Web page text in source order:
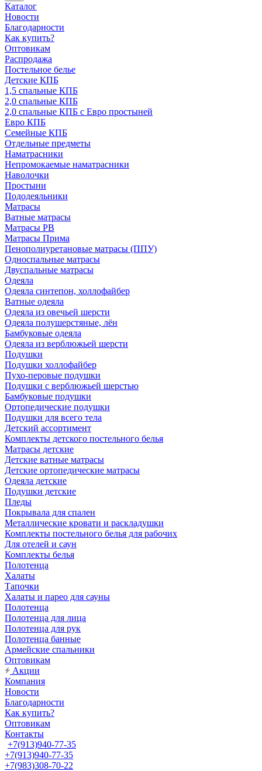
Каталог
Новости
Благодарности
Как купить?
Оптовикам
Распродажа
Постельное белье
Детские КПБ
1,5 спальные КПБ
2,0 спальные КПБ
2,0 спальные КПБ с Евро простыней
Евро КПБ
Семейные КПБ
Отдельные предметы
Наматрасники
Непромокаемые наматрасники
Наволочки
Простыни
Пододеяльники
Матрасы
Ватные матрасы
Матрасы РВ
Матрасы Прима
Пенополиуретановые матрасы (ППУ)
Односпальные матрасы
Двуспальные матрасы
Одеяла
Одеяла синтепон, холлофайбер
Ватные одеяла
Одеяла из овечьей шерсти
Одеяла полушерстяные, лён
Бамбуковые одеяла
Одеяла из верблюжьей шерсти
Подушки
Подушки холлофайбер
Пухо-перовые подушки
Подушки с верблюжьей шерстью
Бамбуковые подушки
Ортопедические подушки
Подушки для всего тела
Детский ассортимент
Комплекты детского постельного белья
Матрасы детские
Детские ватные матрасы
Детские ортопедические матрасы
Одеяла детские
Подушки детские
Пледы
Покрывала для спален
Металлические кровати и раскладушки
Комплекты постельного белья для рабочих
Для отелей и саун
Комплекты белья
Полотенца
Халаты
Тапочки
Халаты и парео для сауны
Полотенца
Полотенца для лица
Полотенца для рук
Полотенца банные
Армейские спальники
Оптовикам
Акции
Компания
Новости
Благодарности
Как купить?
Оптовикам
Контакты
+7(913)940-77-35
+7(913)940-77-35
+7(983)308-70-22